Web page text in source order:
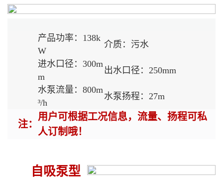
产品功率：138k
W
介质：污水
进水口径：300m
m
出水口径：250mm
水泵流量：800m
³/h
水泵扬程：27m
注：
用户可根据工况信息，流量、扬程可私
人订制哦！
自吸泵型